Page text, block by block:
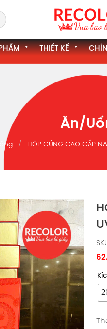
THIẾT KẾ
Ăn/
HỘP CỨNG CAO CẤP